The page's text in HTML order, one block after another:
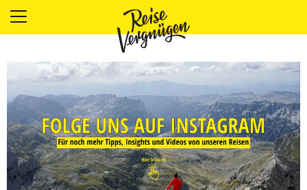
LÄNDER
UNTERKÜNFTE
FOOD
PLANUNG
OUTDOOR